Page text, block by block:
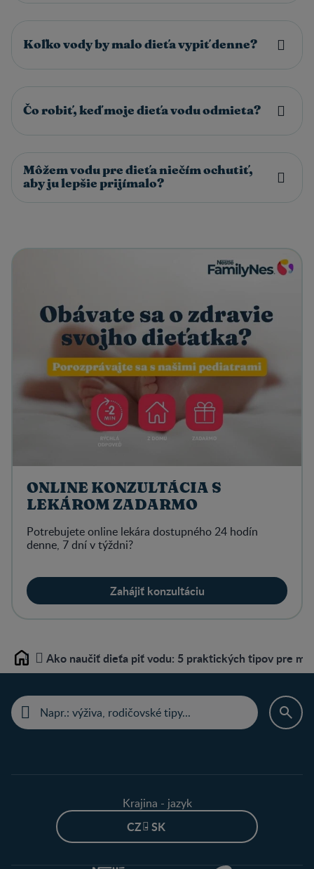
Koľko vody by malo dieťa vypiť denne?
Čo robiť, keď moje dieťa vodu odmieta?
Môžem vodu pre dieťa niečím ochutiť,
aby ju lepšie prijímalo?
ONLINE KONZULTÁCIA S
LEKÁROM ZADARMO
Potrebujete online lekára dostupného 24 hodín
denne, 7 dní v týždni?
Zahájiť konzultáciu
Home Ako naučiť dieťa piť vodu: 5 praktických tipov pre
Krajina - jazyk
CZ - SK